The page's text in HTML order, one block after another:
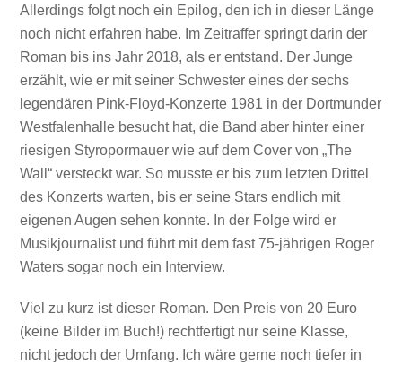
Allerdings folgt noch ein Epilog, den ich in dieser Länge
noch nicht erfahren habe. Im Zeitraffer springt darin der
Roman bis ins Jahr 2018, als er entstand. Der Junge
erzählt, wie er mit seiner Schwester eines der sechs
legendären Pink-Floyd-Konzerte 1981 in der Dortmunder
Westfalenhalle besucht hat, die Band aber hinter einer
riesigen Styropormauer wie auf dem Cover von „The
Wall“ versteckt war. So musste er bis zum letzten Drittel
des Konzerts warten, bis er seine Stars endlich mit
eigenen Augen sehen konnte. In der Folge wird er
Musikjournalist und führt mit dem fast 75-jährigen Roger
Waters sogar noch ein Interview.
Viel zu kurz ist dieser Roman. Den Preis von 20 Euro
(keine Bilder im Buch!) rechtfertigt nur seine Klasse,
nicht jedoch der Umfang. Ich wäre gerne noch tiefer in